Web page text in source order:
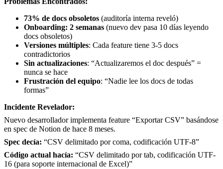
73% de docs obsoletos (auditoría interna reveló)
Onboarding: 2 semanas (nuevo dev pasa 10 días leyendo
docs obsoletos)
Versiones múltiples: Cada feature tiene 3-5 docs
contradictorios
Sin actualizaciones: “Actualizaremos el doc después” =
nunca se hace
Frustración del equipo: “Nadie lee los docs de todas
formas”
Incidente Revelador:
Nuevo desarrollador implementa feature “Exportar CSV” basándose
en spec de Notion de hace 8 meses.
Spec decía: “CSV delimitado por coma, codificación UTF-8”
Código actual hacía: “CSV delimitado por tab, codificación UTF-
16 (para soporte internacional de Excel)”